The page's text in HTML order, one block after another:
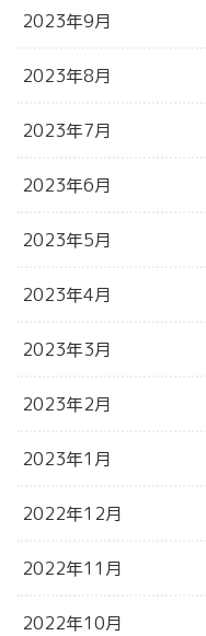
2023年9月
2023年8月
2023年7月
2023年6月
2023年5月
2023年4月
2023年3月
2023年2月
2023年1月
2022年12月
2022年11月
2022年10月